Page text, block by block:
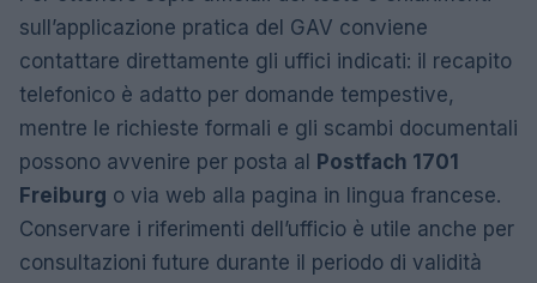
sull’applicazione pratica del GAV conviene
contattare direttamente gli uffici indicati: il recapito
telefonico è adatto per domande tempestive,
mentre le richieste formali e gli scambi documentali
possono avvenire per posta al
Postfach 1701
Freiburg o via web alla pagina in lingua francese.
Conservare i riferimenti dell’ufficio è utile anche per
consultazioni future durante il periodo di validità